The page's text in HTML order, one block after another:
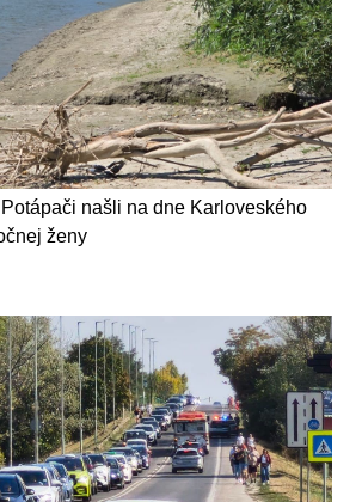
našli na dne Karloveského
ženy